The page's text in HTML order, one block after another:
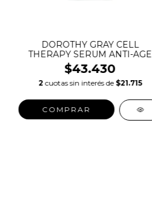
DOROTHY GRAY CELL
THERAPY SERUM ANTI-AGE
$43.430
2 cuotas sin interés de $21.715
COMPRAR